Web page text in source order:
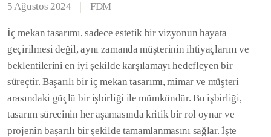
5 Ağustos 2024 FDM
İç mekan tasarımı, sadece estetik bir vizyonun hayata
geçirilmesi değil, aynı zamanda müşterinin ihtiyaçlarını ve
beklentilerini en iyi şekilde karşılamayı hedefleyen bir
süreçtir. Başarılı bir iç mekan tasarımı, mimar ve müşteri
arasındaki güçlü bir işbirliği ile mümkündür. Bu işbirliği,
tasarım sürecinin her aşamasında kritik bir rol oynar ve
projenin başarılı bir şekilde tamamlanmasını sağlar. İşte